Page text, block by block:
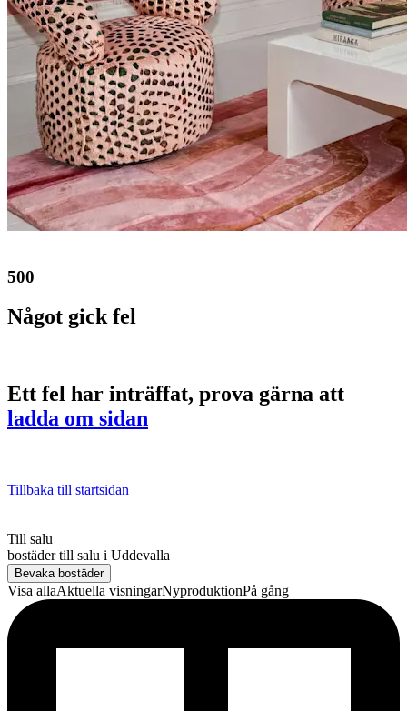
500
Något gick fel
Ett fel har inträffat, prova gärna att
ladda om sidan
Tillbaka till startsidan
Till salu
bostäder till salu i Uddevalla
Bevaka bostäder
Visa allaAktuella visningarNyproduktionPå gång